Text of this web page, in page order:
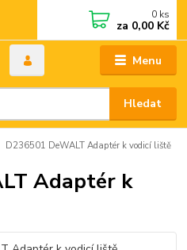
Menu
Hledat
0 ks
za 0,00 Kč
D236501 DeWALT Adaptér k vodicí liště
Adaptér k